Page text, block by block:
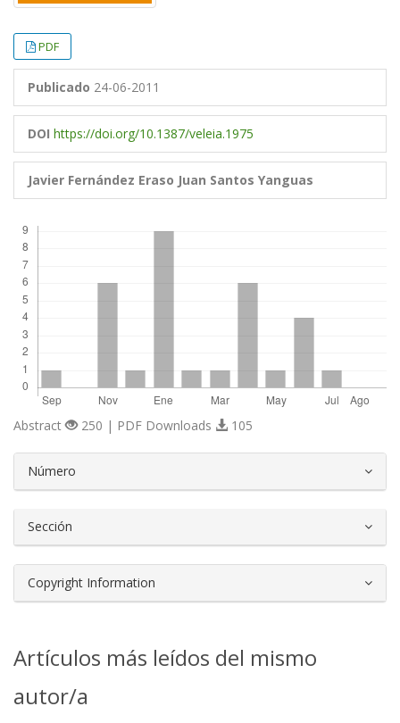
PDF
Publicado 24-06-2011
DOI https://doi.org/10.1387/veleia.1975
Javier Fernández Eraso Juan Santos Yanguas
Abstract 250 | PDF Downloads 105
Número
Sección
Copyright Information
Artículos más leídos del mismo
autor/a